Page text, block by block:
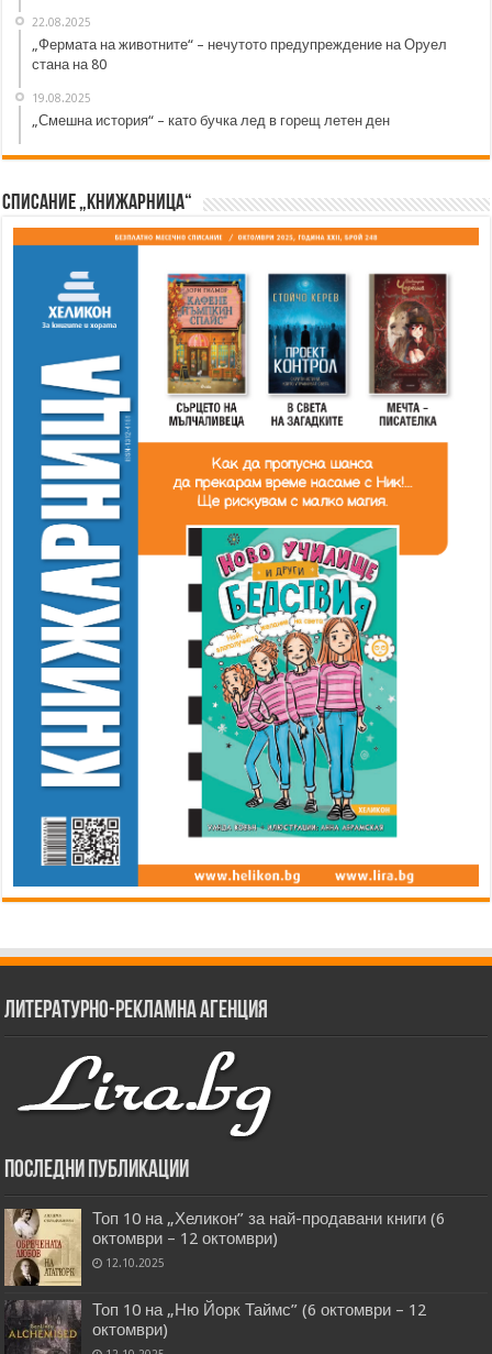
22.08.2025
„Фермата на животните“ – нечутото предупреждение на Оруел
стана на 80
19.08.2025
„Смешна история“ – като бучка лед в горещ летен ден
Списание „Книжарница“
Литературно-рекламна агенция
Последни публикации
Топ 10 на „Хеликон” за най-продавани книги (6
октомври – 12 октомври)
12.10.2025
Топ 10 на „Ню Йорк Таймс” (6 октомври – 12
октомври)